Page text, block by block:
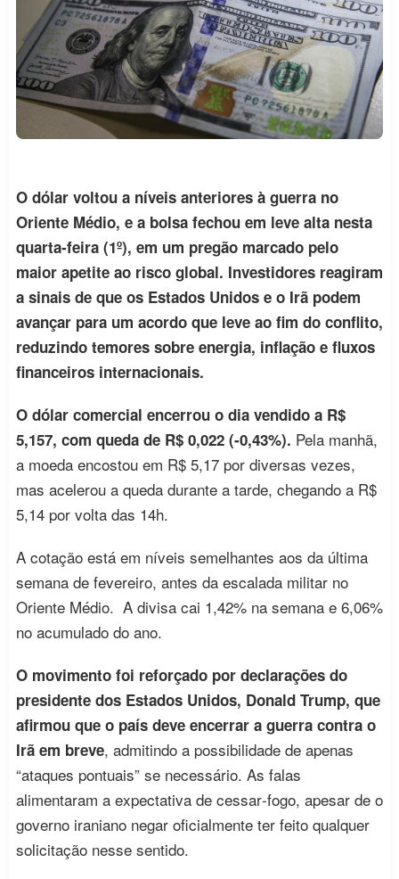
O dólar voltou a níveis anteriores à guerra no
Oriente Médio, e a bolsa fechou em leve alta nesta
quarta‑feira (1º), em um pregão marcado pelo
maior apetite ao risco global. Investidores reagiram
a sinais de que os Estados Unidos e o Irã podem
avançar para um acordo que leve ao fim do conflito,
reduzindo temores sobre energia, inflação e fluxos
financeiros internacionais.
O dólar comercial encerrou o dia vendido a R$
5,157, com queda de R$ 0,022 (-0,43%). Pela manhã,
a moeda encostou em R$ 5,17 por diversas vezes,
mas acelerou a queda durante a tarde, chegando a R$
5,14 por volta das 14h.
A cotação está em níveis semelhantes aos da última
semana de fevereiro, antes da escalada militar no
Oriente Médio. A divisa cai 1,42% na semana e 6,06%
no acumulado do ano.
O movimento foi reforçado por declarações do
presidente dos Estados Unidos, Donald Trump, que
afirmou que o país deve encerrar a guerra contra o
Irã em breve, admitindo a possibilidade de apenas
“ataques pontuais” se necessário. As falas
alimentaram a expectativa de cessar‑fogo, apesar de o
governo iraniano negar oficialmente ter feito qualquer
solicitação nesse sentido.